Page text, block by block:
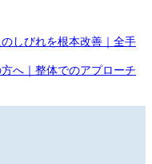
しびれを根本改善｜全手
へ｜整体でのアプローチ